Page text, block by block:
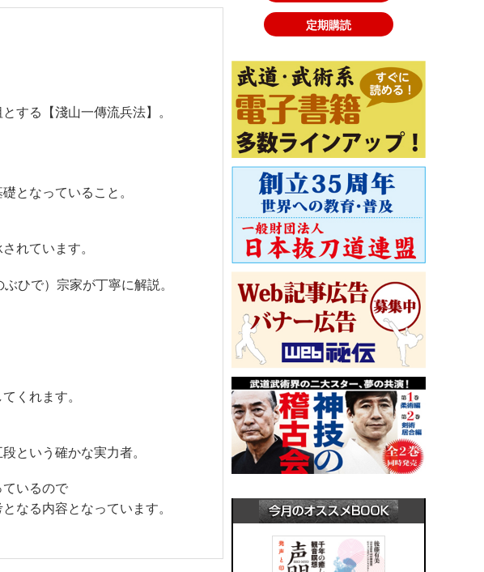
する【淺山一傳流兵法】。
となっていること。
れています。
ひで）宗家が丁寧に解説。
くれます。
という確かな実力者。
いるので
なる内容となっています。
定期購読